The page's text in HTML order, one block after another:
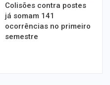
Colisões contra postes
já somam 141
ocorrências no primeiro
semestre